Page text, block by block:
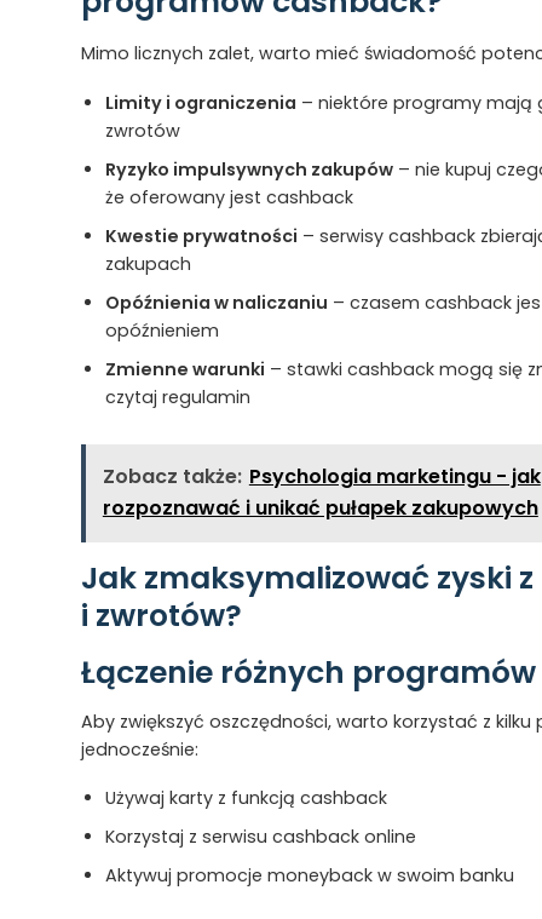
Mimo licznych zalet, warto mieć świadomość
Limity i ograniczenia – niektóre programy mają
zwrotów
Ryzyko impulsywnych zakupów– nie kupuj
że oferowany jest cashback
Kwestie prywatności – serwisy cashback
zakupach
Opóźnienia w naliczaniu – czasem cashback
opóźnieniem
Zmienne warunki – stawki cashback mogą się
czytaj regulamin
Zobacz także: Psychologia marketingu - jak
rozpoznawać i unikać pułapek zakupowych
Jak zmaksymalizować zyski
i zwrotów?
Łączenie różnych programów
Aby zwiększyć oszczędności, warto korzystać z
jednocześnie:
Używaj karty z funkcją cashback
Korzystaj z serwisu cashback online
Aktywuj promocje moneyback w swoim banku